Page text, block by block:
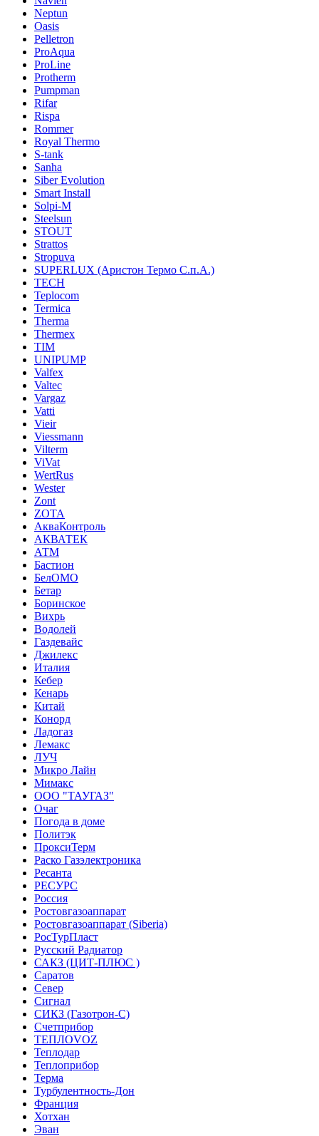
Neptun
Oasis
Pelletron
ProAqua
ProLine
Protherm
Pumpman
Rifar
Rispa
Rommer
Royal Thermo
S-tank
Sanha
Siber Evolution
Smart Install
Solpi-M
Steelsun
STOUT
Strattos
Stropuva
SUPERLUX (Аристон Термо С.п.А.)
TECH
Teplocom
Termica
Therma
Thermex
TIM
UNIPUMP
Valfex
Valtec
Vargaz
Vatti
Vieir
Viessmann
Vilterm
ViVat
WertRus
Wester
Zont
ZOTA
АкваКонтроль
АКВАТЕК
АТМ
Бастион
БелОМО
Бетар
Боринское
Вихрь
Водолей
Газдевайс
Джилекс
Италия
Кебер
Кенарь
Китай
Конорд
Ладогаз
Лемакс
ЛУЧ
Микро Лайн
Мимакс
ООО "ТАУГАЗ"
Очаг
Погода в доме
Политэк
ПроксиТерм
Раско Газэлектроника
Ресанта
РЕСУРС
Россия
Ростовгазоаппарат
Ростовгазоаппарат (Siberia)
РосТурПласт
Русский Радиатор
САКЗ (ЦИТ-ПЛЮС )
Саратов
Север
Сигнал
СИКЗ (Газотрон-С)
Счетприбор
ТЕПЛОVOZ
Теплодар
Теплоприбор
Терма
Турбулентность-Дон
Франция
Хотхан
Эван